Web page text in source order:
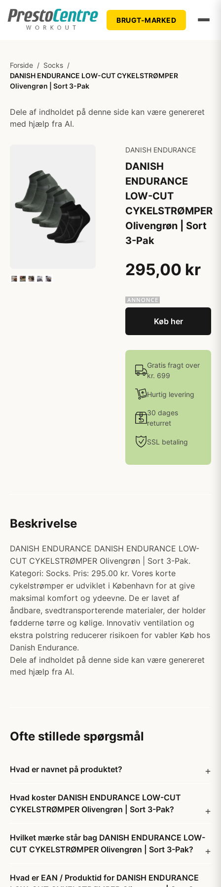
BRUGT-MARKED
Forside / Socks /
DANISH ENDURANCE LOW-CUT CYKELSTRØMPER
Olivengrøn | Sort 3-Pak
Dele af indholdet på denne side kan være genereret
med hjælp fra AI.
DANISH ENDURANCE
DANISH
ENDURANCE
LOW-CUT
CYKELSTRØMPER
Olivengrøn | Sort
3-Pak
295,00 kr
Køb her
Gratis fragt over
kr. 699
Hurtig levering
30 dages
returret
SSL betaling
Beskrivelse
DANISH ENDURANCE DANISH ENDURANCE LOW-
CUT CYKELSTRØMPER Olivengrøn | Sort 3-Pak.
Kategori: Socks. Pris: 295.00 kr. Vores korte
cykelstrømper er udviklet i København for at give
maksimal komfort og ydeevne. De er lavet af
åndbare, svedtransporterende materialer, der holder
fødderne tørre og kølige. Innovativ ventilation og
ekstra polstring reducerer risikoen for vabler Køb hos
Danish Endurance.
Dele af indholdet på denne side kan være genereret
med hjælp fra AI.
Ofte stillede spørgsmål
Hvad er navnet på produktet?
Hvad koster DANISH ENDURANCE LOW-CUT
CYKELSTRØMPER Olivengrøn | Sort 3-Pak?
Hvilket mærke står bag DANISH ENDURANCE LOW-
CUT CYKELSTRØMPER Olivengrøn | Sort 3-Pak?
Hvad er EAN / Produktid for DANISH ENDURANCE